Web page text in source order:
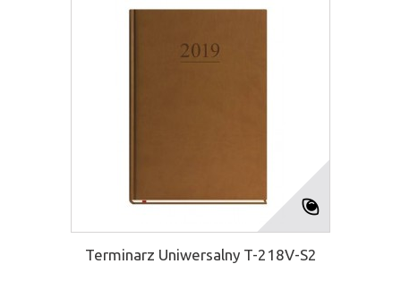
Terminarz Uniwersalny T-218V-S2